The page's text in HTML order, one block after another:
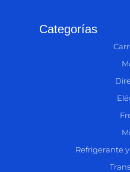
Categorías
Refrigerante